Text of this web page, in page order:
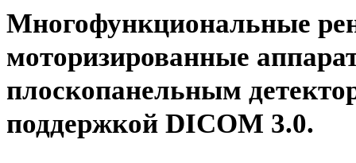
Многофункциональные
моторизированные
плоскопанельным
поддержкой DICOM 3.0.